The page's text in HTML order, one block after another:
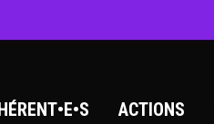
ACTIONS